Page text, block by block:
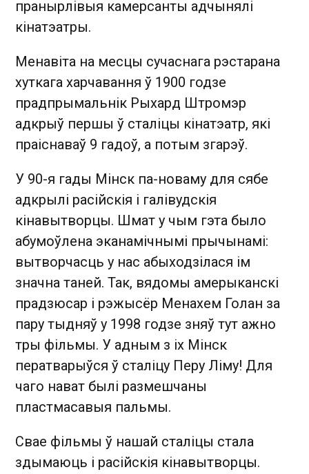
пранырлівыя камерсанты адчынялі
кінатэатры.
Менавіта на месцы сучаснага рэстарана
хуткага харчавання ў 1900 годзе
прадпрымальнік Рыхард Штромэр
адкрыў першы ў сталіцы кінатэатр, які
праіснаваў 9 гадоў, а потым згарэў.
У 90-я гады Мінск па-новаму для сябе
адкрылі расійскія і галівудскія
кінавытворцы. Шмат у чым гэта было
абумоўлена эканамічнымі прычынамі:
вытворчасць у нас абыходзілася ім
значна таней. Так, вядомы амерыканскі
прадзюсар і рэжысёр Менахем Голан за
пару тыдняў у 1998 годзе зняў тут ажно
тры фільмы. У адным з іх Мінск
ператварыўся ў сталіцу Перу Ліму! Для
чаго нават былі размешчаны
пластмасавыя пальмы.
Свае фільмы ў нашай сталіцы стала
здымаюць і расійскія кінавытворцы.